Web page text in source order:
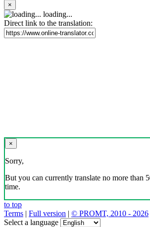
×
loading...
Direct link to the translation:
×
Sorry,
But you can currently translate no more than
time.
to top
Terms | Full version | © PROMT, 2010 - 2026
Select a language